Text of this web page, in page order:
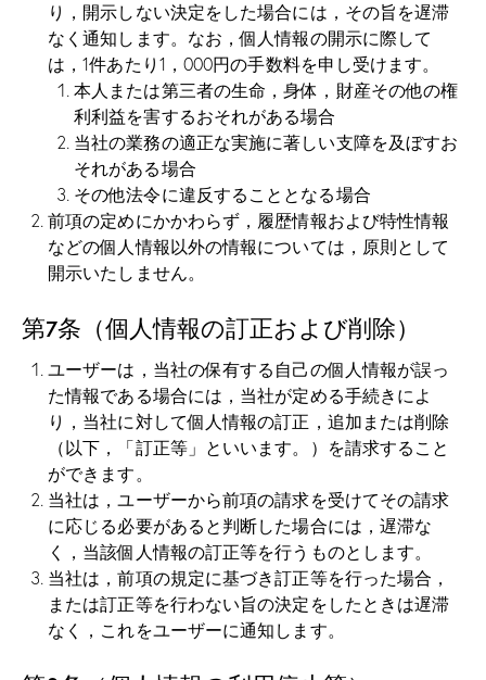
り，開示しない決定をした場合には，その旨を遅滞
なく通知します。なお，個人情報の開示に際して
は，1件あたり1，000円の手数料を申し受けます。
本人または第三者の生命，身体，財産その他の権
利利益を害するおそれがある場合
当社の業務の適正な実施に著しい支障を及ぼすお
それがある場合
その他法令に違反することとなる場合
前項の定めにかかわらず，履歴情報および特性情報
などの個人情報以外の情報については，原則として
開示いたしません。
第7条（個人情報の訂正および削除）
ユーザーは，当社の保有する自己の個人情報が誤っ
た情報である場合には，当社が定める手続きによ
り，当社に対して個人情報の訂正，追加または削除
（以下，「訂正等」といいます。）を請求すること
ができます。
当社は，ユーザーから前項の請求を受けてその請求
に応じる必要があると判断した場合には，遅滞な
く，当該個人情報の訂正等を行うものとします。
当社は，前項の規定に基づき訂正等を行った場合，
または訂正等を行わない旨の決定をしたときは遅滞
なく，これをユーザーに通知します。